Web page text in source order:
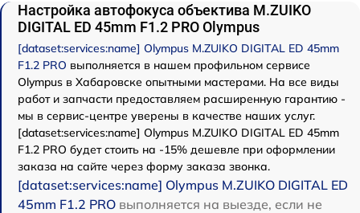
Настройка автофокуса объектива M.ZUIKO
DIGITAL ED 45mm F1.2 PRO Olympus
[dataset:services:name] Olympus M.ZUIKO DIGITAL ED 45mm
F1.2 PRO выполняется в нашем профильном сервисе
Olympus в Хабаровске опытными мастерами. На все виды
работ и запчасти предоставляем расширенную гарантию -
мы в сервис-центре уверены в качестве наших услуг.
[dataset:services:name] Olympus M.ZUIKO DIGITAL ED 45mm
F1.2 PRO будет стоить на -15% дешевле при оформлении
заказа на сайте через форму заказа звонка.
[dataset:services:name] Olympus M.ZUIKO DIGITAL ED
45mm F1.2 PRO выполняется на выезде, если не